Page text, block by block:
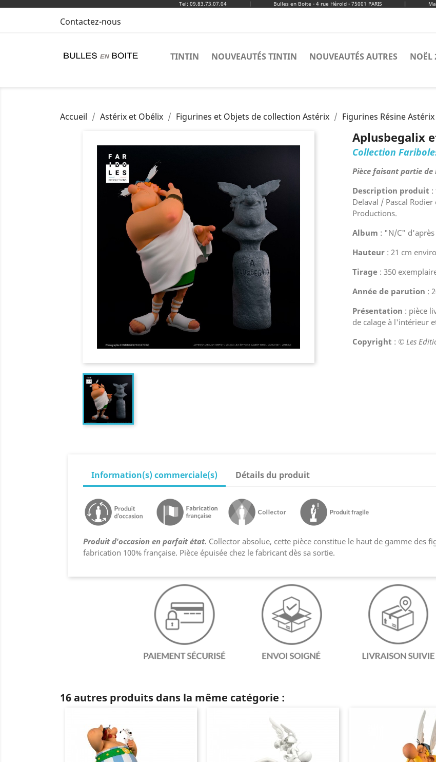
Tel: 09.83.73.07.04 | Bulles en Boite - 4 rue Hérold - 75001 PARIS |
Contactez-nous
TINTIN NOUVEAUTÉS TINTIN NOUVEAUTÉS AUTRES NOËL
Accueil Astérix et Obélix Figurines et Objets de collection Astérix Figurines Résine Astérix
Aplusbegalix
Collection
Pièce faisant partie de
Description produit :
Delaval / Pascal
Productions.
Album : "N/C" d'après
Hauteur : 21 cm
Tirage : 350
Année de parution :
Présentation : pièce
de calage à l'intérieur
Copyright : © Les
Information(s) commerciale(s) Détails du produit
Produit d'occasion en parfait état. Collector absolue, cette pièce constitue le haut de gamme des
fabrication 100% française. Pièce épuisée chez le fabricant dès sa sortie.
16 autres produits dans la même catégorie :